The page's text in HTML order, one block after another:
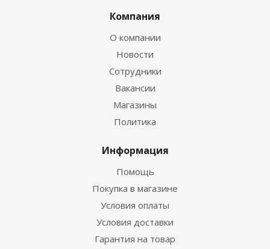
Компания
О компании
Новости
Сотрудники
Вакансии
Магазины
Политика
Информация
Помощь
Покупка в магазине
Условия оплаты
Условия доставки
Гарантия на товар